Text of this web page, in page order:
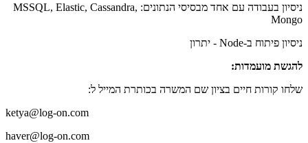
ניסיון בעבודה עם אחד מבסיסי הנתונים: MSSQL, Elastic, Cassandra,
Mongo
ניסיון פיתוח ב-Node - יתרון
להגשת מועמדות:
שלחו קורות חיים בציון שם המשרה בכותרת המייל ל:
ketya@log-on.com
haver@log-on.com